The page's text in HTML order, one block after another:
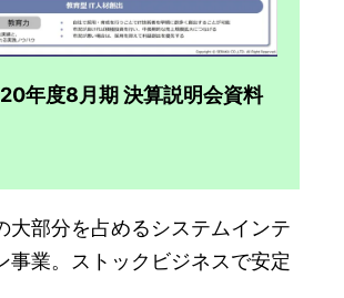
年度8月期 決算説明会資料
大部分を占めるシステムインテ
事業。ストックビジネスで安定